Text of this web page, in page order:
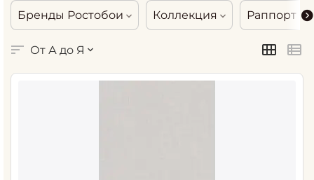
Бренды Ростобои Коллекция Раппорт
От А до Я